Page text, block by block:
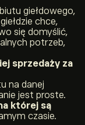
giełdowego,
chce,
się domyślić,
potrzeb,
sprzedaży za
na danej
jest proste.
której są
czasie.